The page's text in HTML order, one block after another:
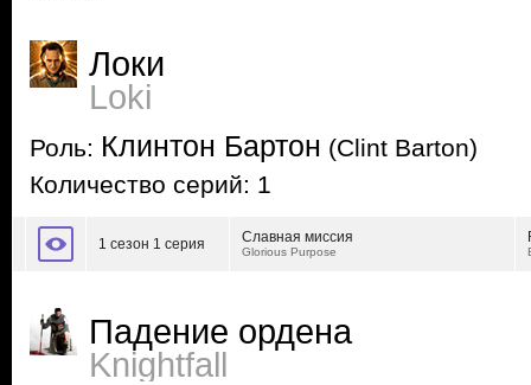
Локи
Loki
Роль: Клинтон Бартон (Clint Barton)
Количество серий: 1
1 сезон 1 серия Славная миссия
Glorious Purpose
Падение ордена
Knightfall